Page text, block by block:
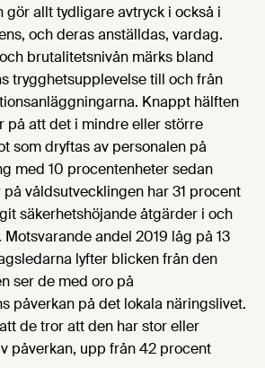
allt tydligare avtryck i också i
och deras anställdas, vardag.
brutalitetsnivån märks bland
trygghetsupplevelse till och från
Knappt hälften
på att det i mindre eller större
som dryftas av personalen på
med 10 procentenheter sedan
på våldsutvecklingen har 31 procent
säkerhetshöjande åtgärder i och
andel 2019 låg på 13
lyfter blicken från den
ser de med oro på
påverkan på det lokala näringslivet.
de tror att den har stor eller
påverkan, upp från 42 procent